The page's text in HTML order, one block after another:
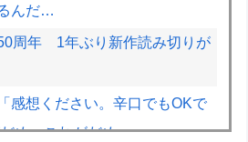
んだ…
50周年 1年ぶり新作読み切りが
感想ください。辛口でもOKで
め。これがだめ」